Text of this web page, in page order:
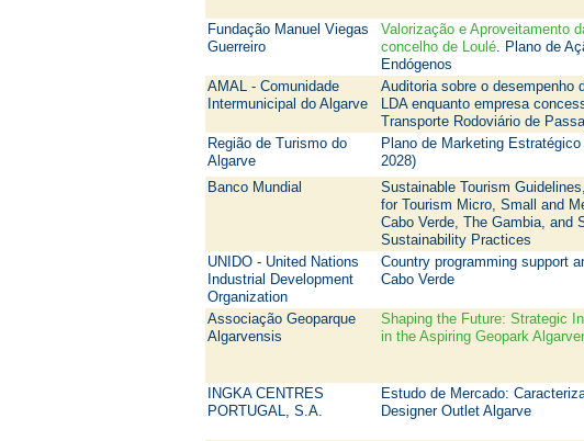
Fundação Manuel Viegas
Guerreiro
Valorização e Aproveitamento
concelho de Loulé. Plano de
Endógenos
AMAL - Comunidade
Intermunicipal do Algarve
Auditoria sobre o desempenho
LDA enquanto empresa
Transporte Rodoviário de
Região de Turismo do
Algarve
Plano de Marketing
2028)
Banco Mundial
Sustainable Tourism
for Tourism Micro, Small and
Cabo Verde, The Gambia, and
Sustainability Practices
UNIDO - United Nations
Industrial Development
Organization
Country programming support
Cabo Verde
Associação Geoparque
Algarvensis
Shaping the Future: Strategic
in the Aspiring Geopark
INGKA CENTRES
PORTUGAL, S.A.
Estudo de Mercado:
Designer Outlet Algarve